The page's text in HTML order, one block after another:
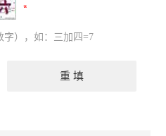
字），如：三加四=7